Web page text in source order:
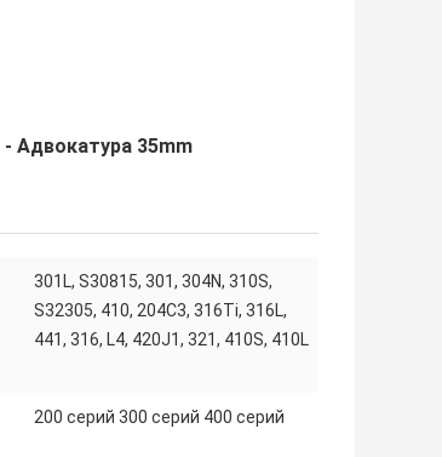
Адвокатура 35mm
301L, S30815, 301, 304N, 310S,
S32305, 410, 204C3, 316Ti, 316L,
441, 316, L4, 420J1, 321, 410S, 410L
200 серий 300 серий 400 серий